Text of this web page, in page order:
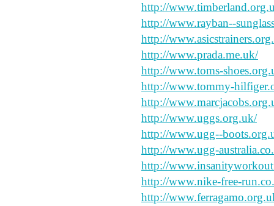
http://
http://www.rayban--
http://
http://www.prada.me.uk/
http://www.toms-
http://www.tommy-
http://
http://www.uggs.org.uk/
http://www.ugg--
http://www.ugg-
http://
http://www.nike-free-
http://